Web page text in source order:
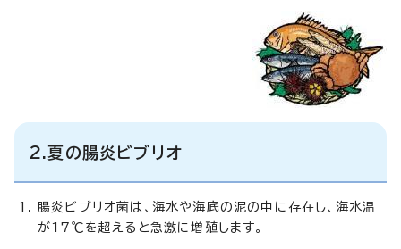
2.夏の腸炎ビブリオ
腸炎ビブリオ菌は、海水や海底の泥の中に存在し、海水温
が17℃を超えると急激に増殖します。